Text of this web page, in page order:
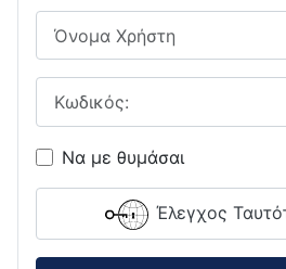
Όνομα Χρήστη
Να με θυμάσαι
Έλεγχος